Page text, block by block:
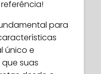
para
único e
suas